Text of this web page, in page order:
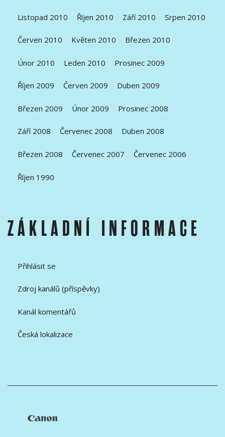
Listopad 2010 Říjen 2010 Září 2010 Srpen 2010
Červen 2010 Květen 2010 Březen 2010
Únor 2010 Leden 2010 Prosinec 2009
Říjen 2009 Červen 2009 Duben 2009
Březen 2009 Únor 2009 Prosinec 2008
Září 2008 Červenec 2008 Duben 2008
Březen 2008 Červenec 2007 Červenec 2006
Říjen 1990
ZÁKLADNÍ INFORMACE
Přihlásit se
Zdroj kanálů (příspěvky)
Kanál komentářů
Česká lokalizace